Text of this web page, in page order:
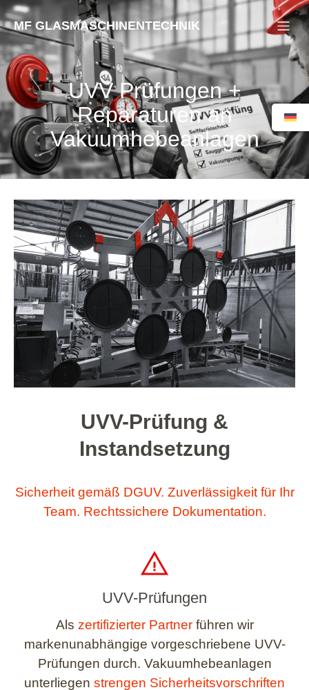
MF GLASMASCHINENTECHNIK
UVV Prüfungen +
Reparaturen an
Vakuumhebeanlagen
UVV-Prüfung &
Instandsetzung
Sicherheit gemäß DGUV. Zuverlässigkeit für Ihr
Team. Rechtssichere Dokumentation.
UVV-Prüfungen
Als zertifizierter Partnerführen wir
markenunabhängige vorgeschriebene UVV-
Prüfungen durch. Vakuumhebeanlagen
unterliegen strengen Sicherheitsvorschriften